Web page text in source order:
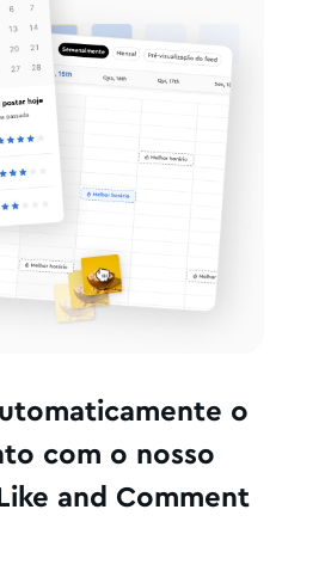
o
com o nosso
and Comment